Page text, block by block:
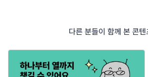
다른 분들이 함께 본 콘텐